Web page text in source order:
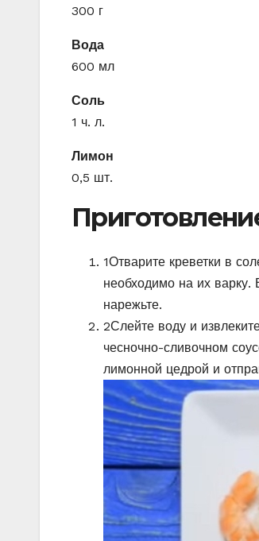
300 г
Вода
600 мл
Соль
1 ч. л.
Лимон
0,5 шт.
1Отварите креветки в
необходимо на их
нарежьте.
2Слейте воду и
чесночно-сливочном
лимонной цедрой и